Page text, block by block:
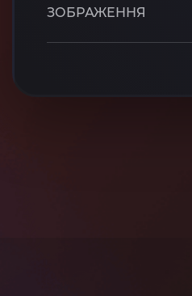
ЗОБРАЖЕННЯ